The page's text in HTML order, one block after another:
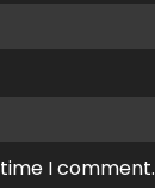
I comment.